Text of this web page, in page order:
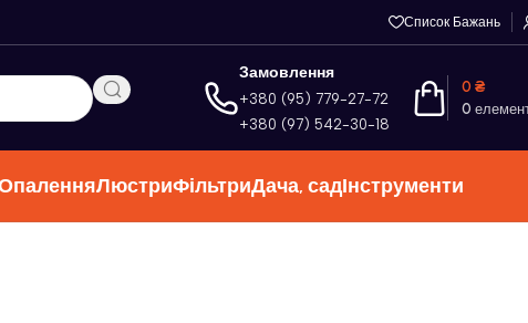
Список Бажань
Замовлення
+380 (95) 779-27-72
+380 (97) 542-30-18
0
0 ₴
ЛюстриФільтриДача, садІнструменти